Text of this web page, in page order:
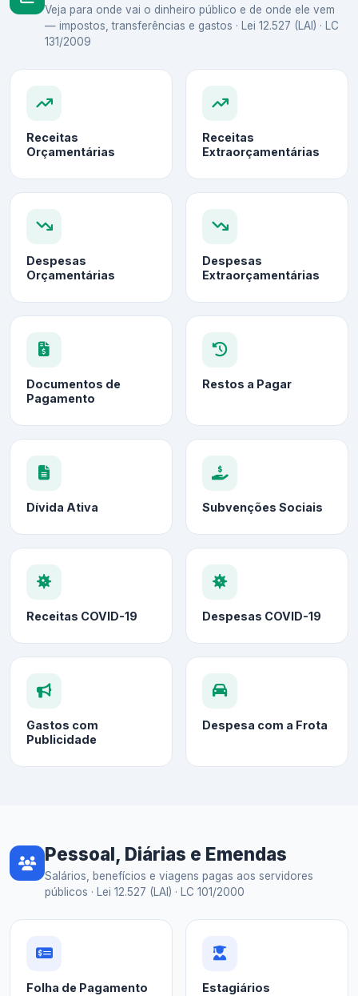
Veja para onde vai o dinheiro público e de onde ele vem
— impostos, transferências e gastos · Lei 12.527 (LAI) · LC
131/2009
Receitas
Orçamentárias
Receitas
Extraorçamentárias
Despesas
Orçamentárias
Despesas
Extraorçamentárias
Documentos de
Pagamento
Restos a Pagar
Dívida Ativa Subvenções Sociais
Receitas COVID-19 Despesas COVID-19
Gastos com
Publicidade
Despesa com a Frota
Pessoal, Diárias e Emendas
Salários, benefícios e viagens pagas aos servidores
públicos · Lei 12.527 (LAI) · LC 101/2000
Folha de Pagamento Estagiários